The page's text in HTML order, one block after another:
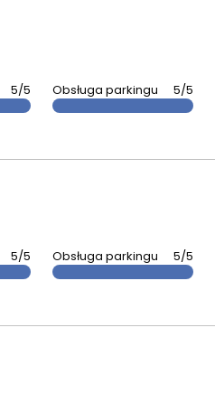
5/5 Obsługa parkingu 5/5
5/5 Obsługa parkingu 5/5